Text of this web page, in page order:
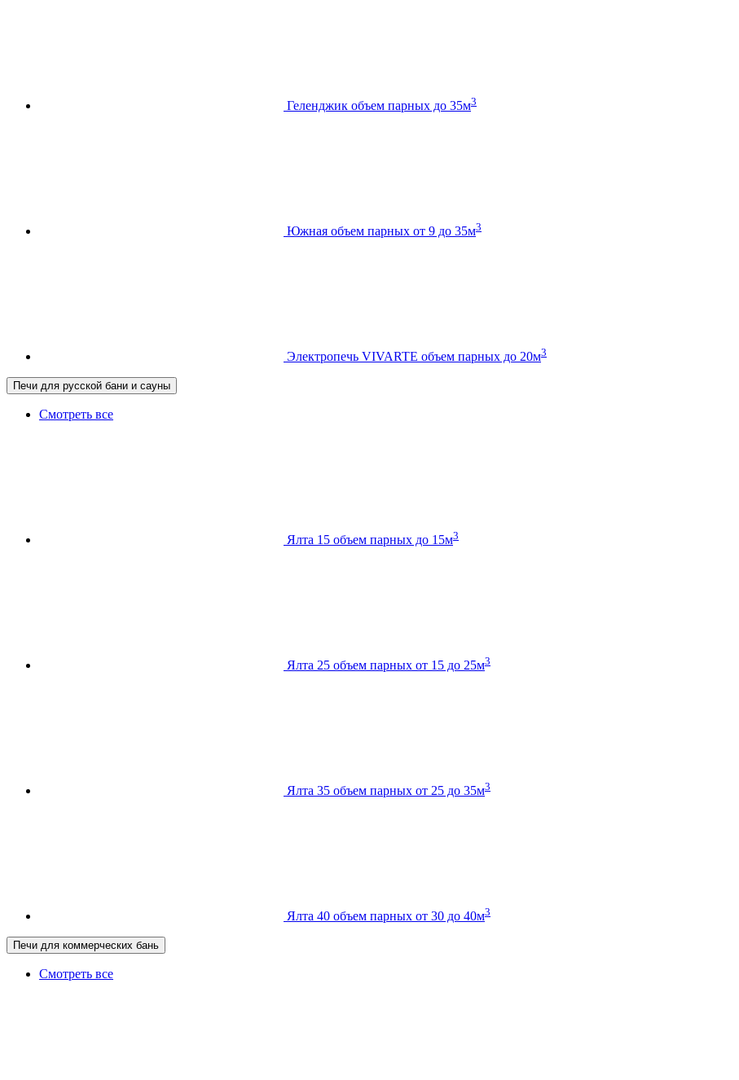
Геленджик объем парных до 35м3
Южная объем парных от 9 до 35м3
Электропечь VIVARTE объем парных до 20м3
Печи для русской бани и сауны
Смотреть все
Ялта 15 объем парных до 15м3
Ялта 25 объем парных от 15 до 25м3
Ялта 35 объем парных от 25 до 35м3
Ялта 40 объем парных от 30 до 40м3
Печи для коммерческих бань
Смотреть все